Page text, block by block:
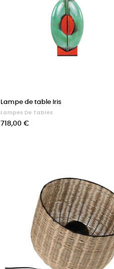
Lampe de table Iris
Lampes De Tables
Prix
718,00 €